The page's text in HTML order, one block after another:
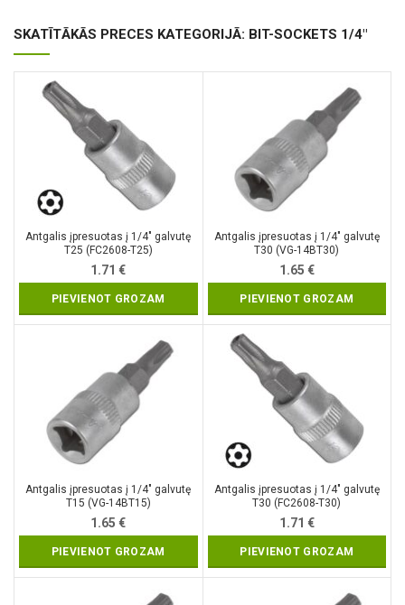
SKATĪTĀKĀS PRECES KATEGORIJĀ: BIT-SOCKETS 1/4"
Antgalis įpresuotas į 1/4″ galvutę
T25 (FC2608-T25)
1.71€
PIEVIENOT GROZAM
Antgalis įpresuotas į 1/4″ galvutę
T30 (VG-14BT30)
1.65 €
PIEVIENOT GROZAM
Antgalis įpresuotas į 1/4″ galvutę
T15 (VG-14BT15)
1.65€
PIEVIENOT GROZAM
Antgalis įpresuotas į 1/4″ galvutę
T30 (FC2608-T30)
1.71 €
PIEVIENOT GROZAM